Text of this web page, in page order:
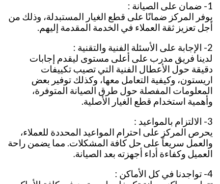
1- ضمان على الصيانة :
يوفر المركز ضمانًا على قطع الغيار المستبدلة، وذلك من
أجل تعزيز ثقة العملاء في الخدمة المقدمة إليهم.
2- الإجابة على الأسئلة الفنية والتقنية :
لدينا فريق مدرب على أعلى مستوى ليقدم إجابات
دقيقة حول الأعطال الفنية التي تصيب تكييفات
اريستون، وكيفية التعامل معها، وكذلك توفير بعض
المعلومات المفصلة حول طرق الصيانة المتوفرة،
وأهمية استخدام قطع الغيار الأصلية.
3- الالتزام بالمواعيد :
يحرص المركز على احترام المواعيد المحددة للعملاء،
والعمل سريعاً على حل كافة المشكلات. مما يضمن راحة
العميل وكفاءة أداء أجهزته بعد الصيانة.
4- تواجدنا في كل الأماكن :